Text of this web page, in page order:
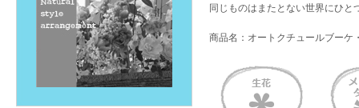
同じものはまたとない世界にひ
商品名：オートクチュールブーケ